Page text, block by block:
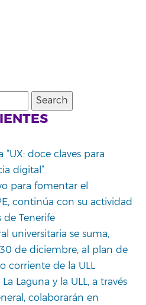
doce claves para
digital”
para fomentar el
continúa con su actividad
de Tenerife
universitaria se suma,
de diciembre, al plan de
corriente de la ULL
Laguna y la ULL, a través
colaborarán en